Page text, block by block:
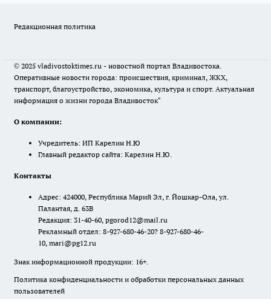
Редакционная политика
© 2025 vladivostoktimes.ru - новостной портал Владивостока.
Оперативные новости города: происшествия, криминал, ЖКХ,
транспорт, благоустройство, экономика, культура и спорт. Актуальная
информация о жизни города Владивосток"
О компании:
Учредитель: ИП Карелин Н.Ю
Главный редактор сайта: Карелин Н.Ю.
Контакты
Адрес: 424000, Республика Марий Эл, г. Йошкар-Ола, ул.
Палантая, д. 63В
Редакция: 31-40-60, pgorod12@mail.ru
Рекламный отдел: 8-927-680-46-20? 8-927-680-46-
10, mari@pg12.ru
Знак информационной продукции: 16+.
Политика конфиденциальности и обработки персональных данных
пользователей